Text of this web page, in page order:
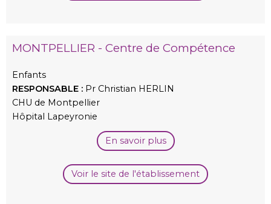
MONTPELLIER - Centre de Compétence
Enfants
RESPONSABLE : Pr Christian HERLIN
CHU de Montpellier
Hôpital Lapeyronie
En savoir plus
Voir le site de l'établissement